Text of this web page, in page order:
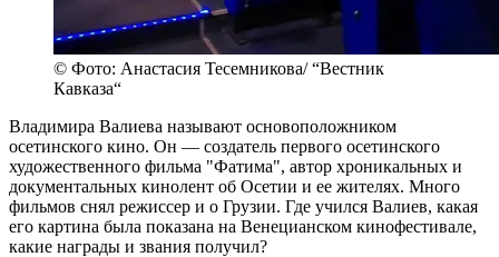
© Фото: Анастасия Тесемникова/ “Вестник
Кавказа“
Владимира Валиева называют основоположником
осетинского кино. Он — создатель первого осетинского
художественного фильма "Фатима", автор хроникальных и
документальных кинолент об Осетии и ее жителях. Много
фильмов снял режиссер и о Грузии. Где учился Валиев, какая
его картина была показана на Венецианском кинофестивале,
какие награды и звания получил?